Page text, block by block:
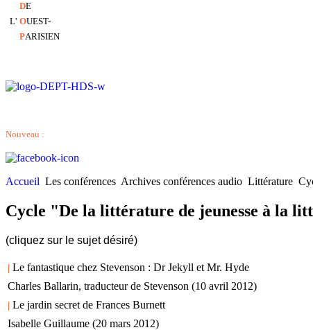
DE
L' OUEST-
PARISIEN
Nouveau :
Accueil Les conférences Archives conférences audio Littérature
Cycle "De la littérature de jeunesse à la
(cliquez sur le sujet désiré)
| Le fantastique chez Stevenson : Dr Jekyll et Mr. Hyde
Charles Ballarin, traducteur de Stevenson (10 avril 2012)
| Le jardin secret de Frances Burnett
Isabelle Guillaume (20 mars 2012)